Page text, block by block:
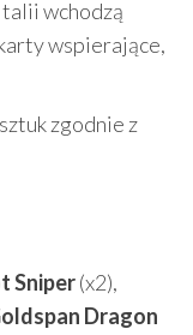
talii wchodzą
wspierające,
zgodnie z
Sniper(x2),
Dragon